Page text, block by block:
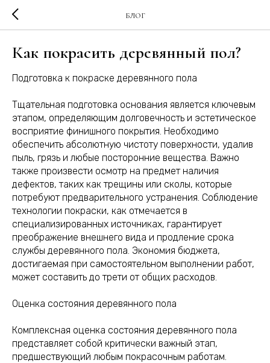
БЛОГ
Как покрасить деревянный пол?
Подготовка к покраске деревянного пола
Тщательная подготовка основания является ключевым
этапом, определяющим долговечность и эстетическое
восприятие финишного покрытия. Необходимо
обеспечить абсолютную чистоту поверхности, удалив
пыль, грязь и любые посторонние вещества. Важно
также произвести осмотр на предмет наличия
дефектов, таких как трещины или сколы, которые
потребуют предварительного устранения. Соблюдение
технологии покраски, как отмечается в
специализированных источниках, гарантирует
преображение внешнего вида и продление срока
службы деревянного пола. Экономия бюджета,
достигаемая при самостоятельном выполнении работ,
может составить до трети от общих расходов.
Оценка состояния деревянного пола
Комплексная оценка состояния деревянного пола
представляет собой критически важный этап,
предшествующий любым покрасочным работам.